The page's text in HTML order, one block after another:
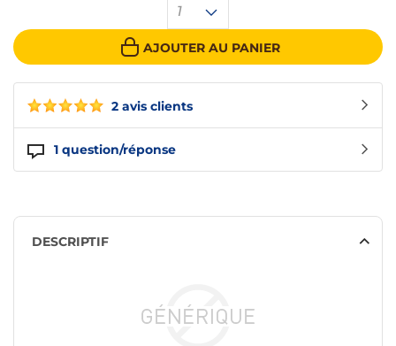
2 avis clients
1 question/réponse
1
AJOUTER AU PANIER
DESCRIPTIF